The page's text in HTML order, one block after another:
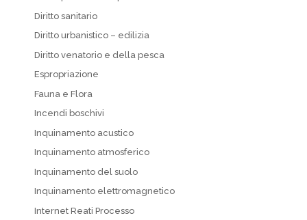
Diritto sanitario
Diritto urbanistico – edilizia
Diritto venatorio e della pesca
Espropriazione
Fauna e Flora
Incendi boschivi
Inquinamento acustico
Inquinamento atmosferico
Inquinamento del suolo
Inquinamento elettromagnetico
Internet Reati Processo